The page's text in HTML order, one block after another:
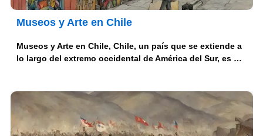
Museos y Arte en Chile
Museos y Arte en Chile, Chile, un país que se extiende a
lo largo del extremo occidental de América del Sur, es …